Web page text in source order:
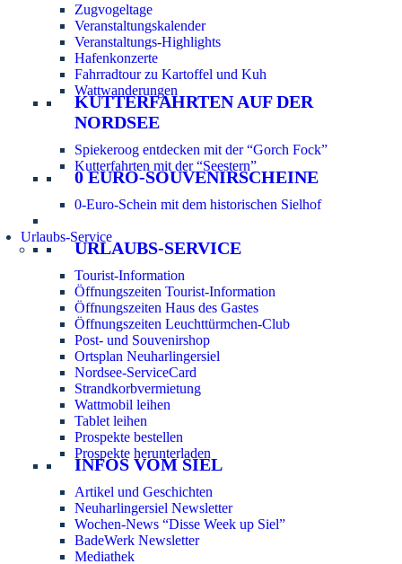
Zugvogeltage
Veranstaltungskalender
Veranstaltungs-Highlights
Hafenkonzerte
Fahrradtour zu Kartoffel und Kuh
Wattwanderungen
KUTTERFAHRTEN AUF DER
NORDSEE
Spiekeroog entdecken mit der “Gorch Fock”
Kutterfahrten mit der “Seestern”
0 EURO-SOUVENIRSCHEINE
0-Euro-Schein mit dem historischen Sielhof
Urlaubs-Service
URLAUBS-SERVICE
Tourist-Information
Öffnungszeiten Tourist-Information
Öffnungszeiten Haus des Gastes
Öffnungszeiten Leuchttürmchen-Club
Post- und Souvenirshop
Ortsplan Neuharlingersiel
Nordsee-ServiceCard
Strandkorbvermietung
Wattmobil leihen
Tablet leihen
Prospekte bestellen
Prospekte herunterladen
INFOS VOM SIEL
Artikel und Geschichten
Neuharlingersiel Newsletter
Wochen-News “Disse Week up Siel”
BadeWerk Newsletter
Mediathek